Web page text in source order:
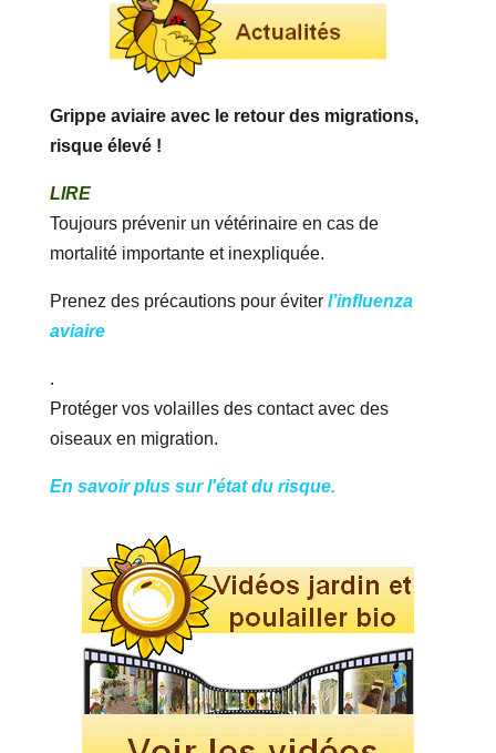
Grippe aviaire avec le retour des migrations,
risque élevé !
LIRE
Toujours prévenir un vétérinaire en cas de
mortalité importante et inexpliquée.
Prenez des précautions pour éviter l’influenza
aviaire
.
Protéger vos volailles des contact avec des
oiseaux en migration.
En savoir plus sur l'état du risque.